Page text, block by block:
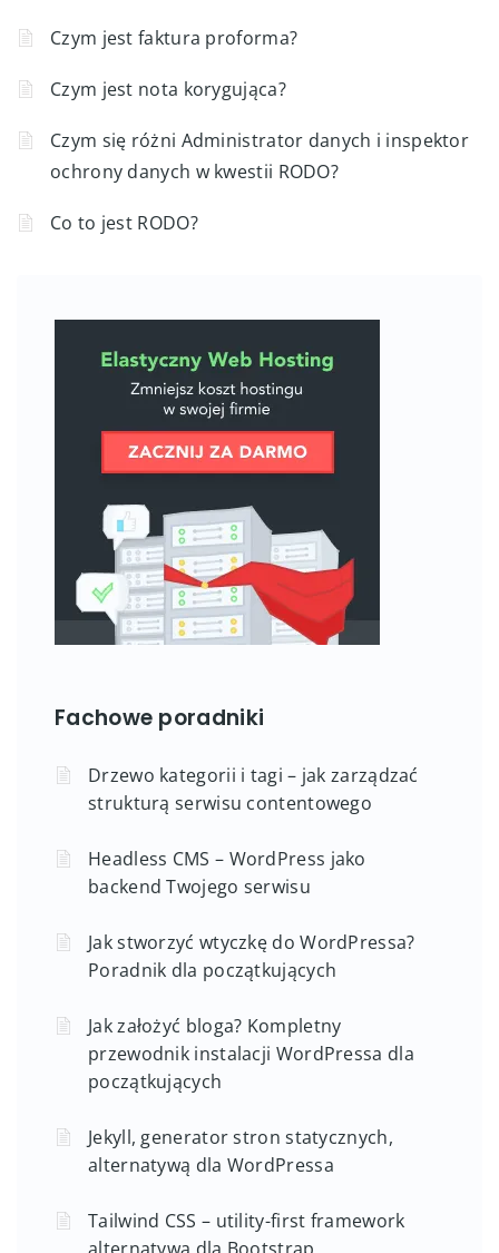
Czym jest faktura proforma?
Czym jest nota korygująca?
Czym się różni Administrator danych i inspektor
ochrony danych w kwestii RODO?
Co to jest RODO?
Fachowe poradniki
Drzewo kategorii i tagi – jak zarządzać
strukturą serwisu contentowego
Headless CMS – WordPress jako
backend Twojego serwisu
Jak stworzyć wtyczkę do WordPressa?
Poradnik dla początkujących
Jak założyć bloga? Kompletny
przewodnik instalacji WordPressa dla
początkujących
Jekyll, generator stron statycznych,
alternatywą dla WordPressa
Tailwind CSS – utility-first framework